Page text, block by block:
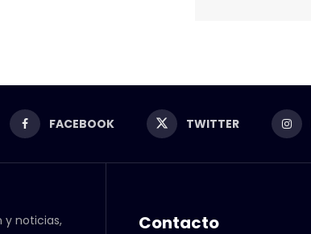
FACEBOOK TWITTER
y noticias,
Contacto